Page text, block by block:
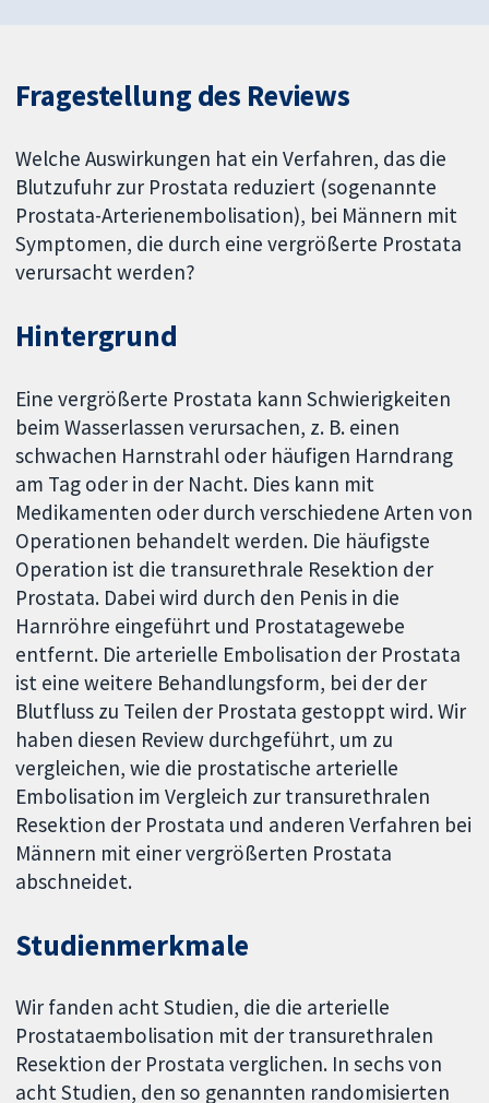
Fragestellung des Reviews
Welche Auswirkungen hat ein Verfahren, das die
Blutzufuhr zur Prostata reduziert (sogenannte
Prostata-Arterienembolisation), bei Männern mit
Symptomen, die durch eine vergrößerte Prostata
verursacht werden?
Hintergrund
Eine vergrößerte Prostata kann Schwierigkeiten
beim Wasserlassen verursachen, z. B. einen
schwachen Harnstrahl oder häufigen Harndrang
am Tag oder in der Nacht. Dies kann mit
Medikamenten oder durch verschiedene Arten von
Operationen behandelt werden. Die häufigste
Operation ist die transurethrale Resektion der
Prostata. Dabei wird durch den Penis in die
Harnröhre eingeführt und Prostatagewebe
entfernt. Die arterielle Embolisation der Prostata
ist eine weitere Behandlungsform, bei der der
Blutfluss zu Teilen der Prostata gestoppt wird. Wir
haben diesen Review durchgeführt, um zu
vergleichen, wie die prostatische arterielle
Embolisation im Vergleich zur transurethralen
Resektion der Prostata und anderen Verfahren bei
Männern mit einer vergrößerten Prostata
abschneidet.
Studienmerkmale
Wir fanden acht Studien, die die arterielle
Prostataembolisation mit der transurethralen
Resektion der Prostata verglichen. In sechs von
acht Studien, den so genannten randomisierten